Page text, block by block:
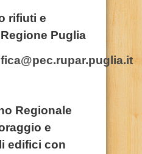
rifiuti e
Puglia
Regionale
e
edifici con